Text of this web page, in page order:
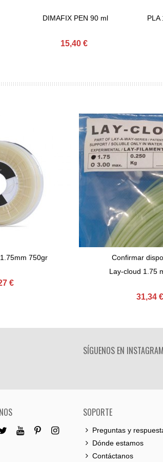
Comprar
DIMAFIX PEN 90 ml
15,40 €
PLA
750gr
€
Ver Más
Confirmar
Lay-cloud 1.75
31,34 €
SÍGUENOS EN INSTAGRAM
SOPORTE
Preguntas y
Dónde estamos
Contáctanos